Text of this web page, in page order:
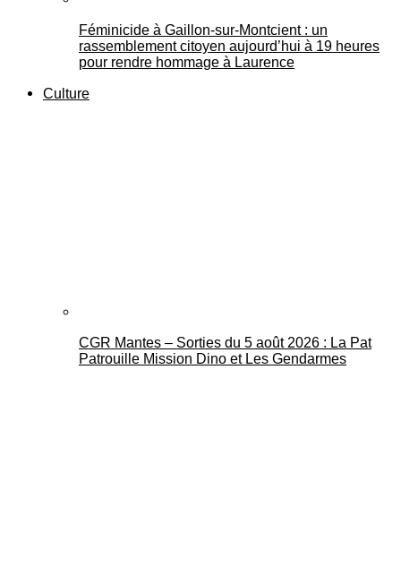
Féminicide à Gaillon‑sur‑Montcient : un
rassemblement citoyen aujourd’hui à 19 heures
pour rendre hommage à Laurence
Culture
CGR Mantes – Sorties du 5 août 2026 : La Pat
Patrouille Mission Dino et Les Gendarmes